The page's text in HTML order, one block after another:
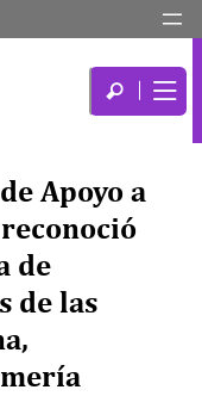
Apoyo a
de
de las